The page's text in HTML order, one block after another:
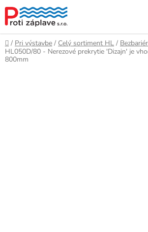
obsah
Domov
/ Pri výstavbe / Celý sortiment HL /
HL050D/80 - Nerezové prekrytie 'Dizajn' je
800mm